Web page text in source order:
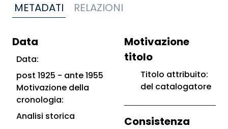
METADATI RELAZIONI
Data
Data:
post 1925 - ante 1955
Motivazione della
cronologia:
Analisi storica
Motivazione
titolo
Titolo attribuito:
del catalogatore
Consistenza